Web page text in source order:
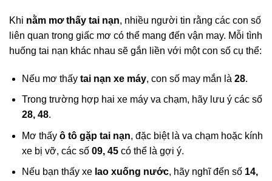
Khi nằm mơ thấy tai nạn, nhiều người tin rằng các con số
liên quan trong giấc mơ có thể mang đến vận may. Mỗi tình
huống tai nạn khác nhau sẽ gắn liền với một con số cụ thể:
Nếu mơ thấy tai nạn xe máy, con số may mắn là 28.
Trong trường hợp hai xe máy va chạm, hãy lưu ý các số
28, 48.
Mơ thấy ô tô gặp tai nạn, đặc biệt là va chạm hoặc kính
xe bị vỡ, các số 09, 45có thể là gợi ý.
Nếu bạn thấy xe lao xuống nước, hãy nghĩ đến số 14,